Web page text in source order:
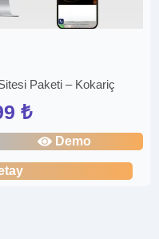
Paketi – Kokariç
₺
Demo